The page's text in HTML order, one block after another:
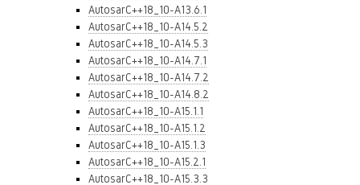
AutosarC++18_10-A13.6.1
AutosarC++18_10-A14.5.2
AutosarC++18_10-A14.5.3
AutosarC++18_10-A14.7.1
AutosarC++18_10-A14.7.2
AutosarC++18_10-A14.8.2
AutosarC++18_10-A15.1.1
AutosarC++18_10-A15.1.2
AutosarC++18_10-A15.1.3
AutosarC++18_10-A15.2.1
AutosarC++18_10-A15.3.3